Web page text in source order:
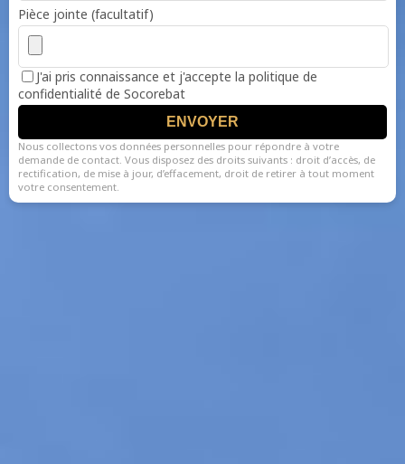
Pièce jointe (facultatif)
J'ai pris connaissance et j'accepte la politique de
confidentialité de Socorebat
ENVOYER
Nous collectons vos données personnelles pour répondre à votre
demande de contact. Vous disposez des droits suivants : droit d’accès, de
rectification, de mise à jour, d’effacement, droit de retirer à tout moment
votre consentement.